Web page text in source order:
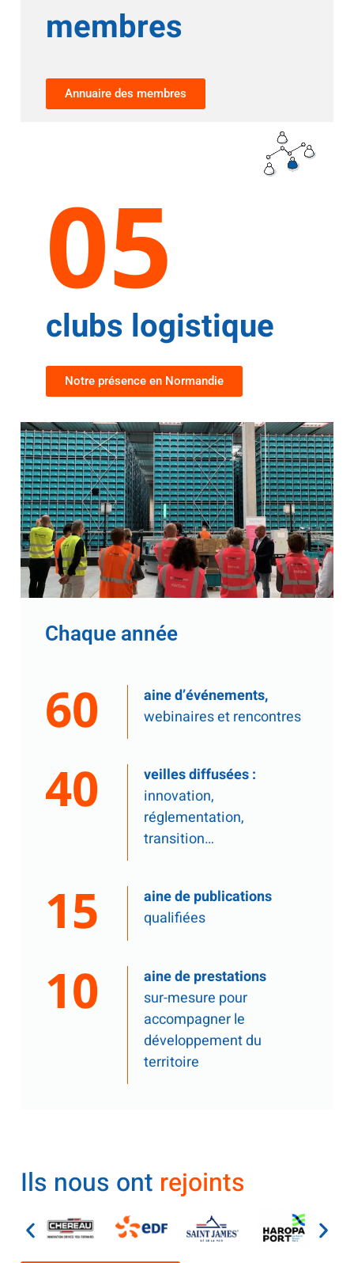
membres
Annuaire des membres
05
clubs logistique
Notre présence en Normandie
Chaque année
60
aine d’événements,
webinaires et rencontres
40
veilles diffusées :
innovation,
réglementation,
transition…
15
aine de publications
qualifiées
10
aine de prestations
sur-mesure pour
accompagner le
développement du
territoire
Ils nous ont rejoints